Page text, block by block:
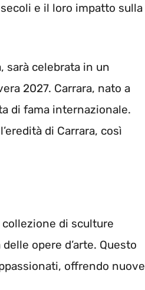
e il loro impatto sulla
sarà celebrata in un
2027. Carrara, nato a
di fama internazionale.
di Carrara, così
di sculture
opere d’arte. Questo
offrendo nuove